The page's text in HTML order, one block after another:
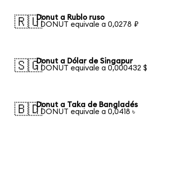
🇷🇺Donut a Rublo ruso
1 DONUT equivale a 0,0278 ₽
🇸🇬Donut a Dólar de Singapur
1 DONUT equivale a 0,000432 $
🇧🇩Donut a Taka de Bangladés
1 DONUT equivale a 0,0418 ৳